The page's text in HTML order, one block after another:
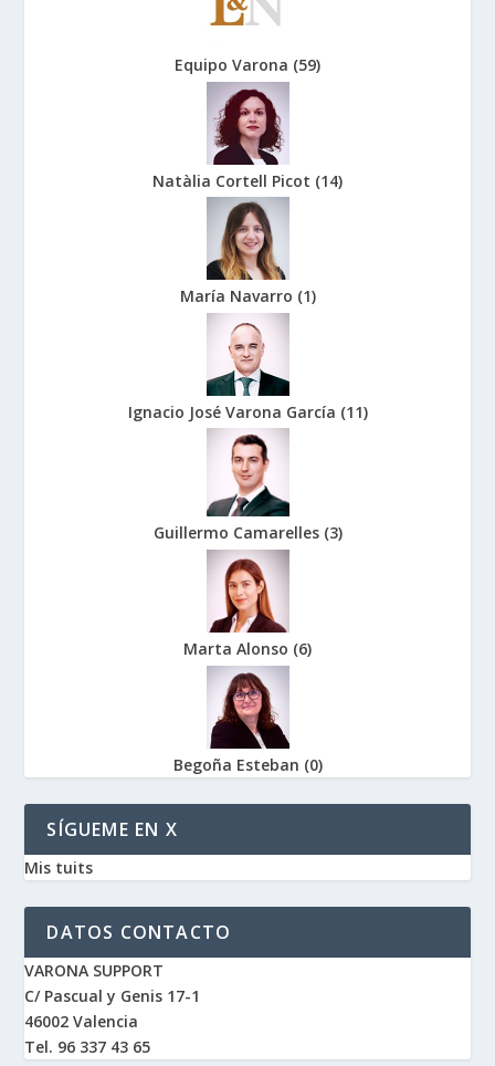
Equipo Varona (59)
Natàlia Cortell Picot (14)
María Navarro (1)
Ignacio José Varona García (11)
Guillermo Camarelles (3)
Marta Alonso (6)
Begoña Esteban (0)
SÍGUEME EN X
Mis tuits
DATOS CONTACTO
VARONA SUPPORT
C/ Pascual y Genis 17-1
46002 Valencia
Tel. 96 337 43 65